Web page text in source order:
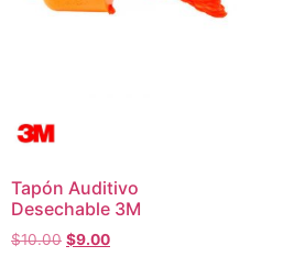
Tapón Auditivo
Desechable 3M
$10.00 $9.00